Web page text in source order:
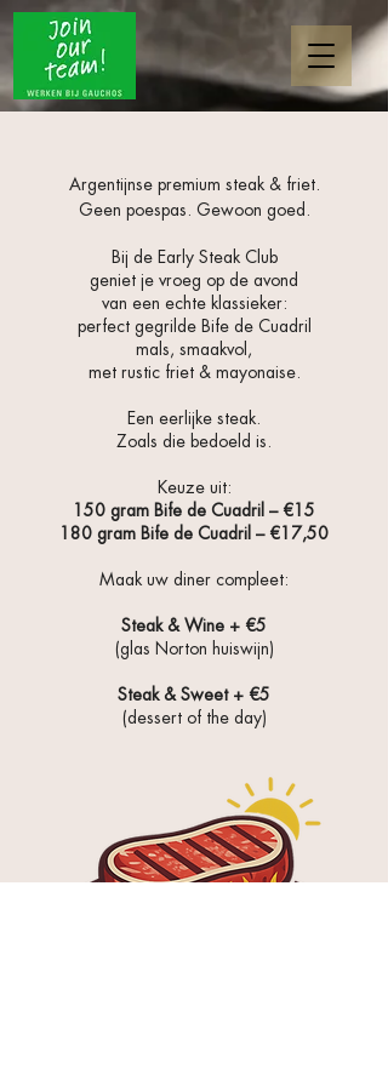
Argentijnse premium steak & friet.
Geen poespas. Gewoon goed.
Bij de Early Steak Club
geniet je vroeg op de avond
van een echte klassieker:
perfect gegrilde Bife de Cuadril
mals, smaakvol,
met rustic friet & mayonaise.
Een eerlijke steak.
Zoals die bedoeld is.
Keuze uit:
150 gram Bife de Cuadril – €15
180 gram Bife de Cuadril – €17,50
Maak uw diner compleet:
Steak & Wine + €5
(glas Norton huiswijn)
Steak & Sweet + €5
(dessertof the day)